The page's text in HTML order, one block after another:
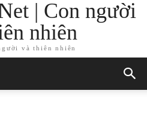
| Con người
nhiên
và thiên nhiên